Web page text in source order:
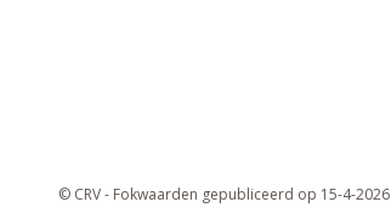
© CRV - Fokwaarden gepubliceerd op 15-4-2026